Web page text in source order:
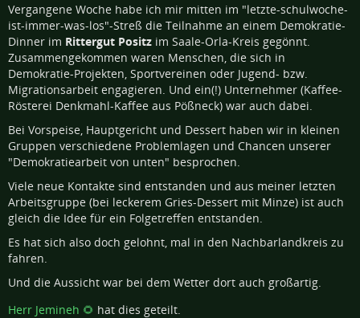
Vergangene Woche habe ich mir mitten im "letzte-schulwoche-
ist-immer-was-los"-Streß die Teilnahme an einem Demokratie-
Dinner im Rittergut Positz im Saale-Orla-Kreis gegönnt.
Zusammengekommen waren Menschen, die sich in
Demokratie-Projekten, Sportvereinen oder Jugend- bzw.
Migrationsarbeit engagieren. Und ein(!) Unternehmer (Kaffee-
Rösterei Denkmahl-Kaffee aus Pößneck) war auch dabei.
Bei Vorspeise, Hauptgericht und Dessert haben wir in kleinen
Gruppen verschiedene Problemlagen und Chancen unserer
"Demokratiearbeit von unten" besprochen.
Viele neue Kontakte sind entstanden und aus meiner letzten
Arbeitsgruppe (bei leckerem Gries-Dessert mit Minze) ist auch
gleich die Idee für ein Folgetreffen entstanden.
Es hat sich also doch gelohnt, mal in den Nachbarlandkreis zu
fahren.
Und die Aussicht war bei dem Wetter dort auch großartig.
Herr Jemineh 🌻 hat dies geteilt.